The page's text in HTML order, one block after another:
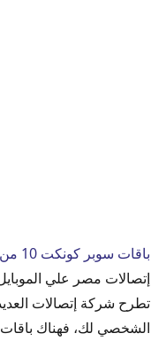
تفاصيل باقة سوبر كونكت 10 جنيه
الشروط و الأحكام
الإشتراك في باقة سوبر كونكت 10
باقات سوبر كونكت 10 من إتصالات
إتصالات مصر علي
تطرح شركة إتصالات
الشخصي لك، فهناك باقات تبدأ من 10 جنية شهريا إلي أن تصل إلي 300 جنية